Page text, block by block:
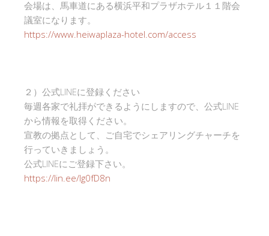
会場は、馬車道にある横浜平和プラザホテル１１階会
議室になります。
https://www.heiwaplaza-hotel.com/access
２）公式LINEに登録ください
毎週各家で礼拝ができるようにしますので、公式LINE
から情報を取得ください。
宣教の拠点として、ご自宅でシェアリングチャーチを
行っていきましょう。
公式LINEにご登録下さい。
https://lin.ee/Ig0fD8n